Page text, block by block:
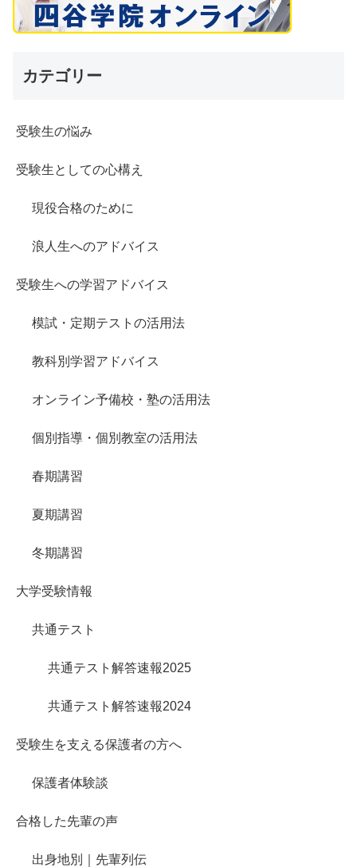
カテゴリー
受験生の悩み
受験生としての心構え
現役合格のために
浪人生へのアドバイス
受験生への学習アドバイス
模試・定期テストの活用法
教科別学習アドバイス
オンライン予備校・塾の活用法
個別指導・個別教室の活用法
春期講習
夏期講習
冬期講習
大学受験情報
共通テスト
共通テスト解答速報2025
共通テスト解答速報2024
受験生を支える保護者の方へ
保護者体験談
合格した先輩の声
出身地別｜先輩列伝